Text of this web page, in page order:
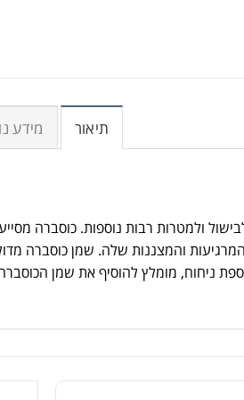
תיאור מידע
ולמטרות רבות נוספות. כוסברה
והמצננות שלה. שמן כוסברה
ניחוח, מומלץ להוסיף את שמן